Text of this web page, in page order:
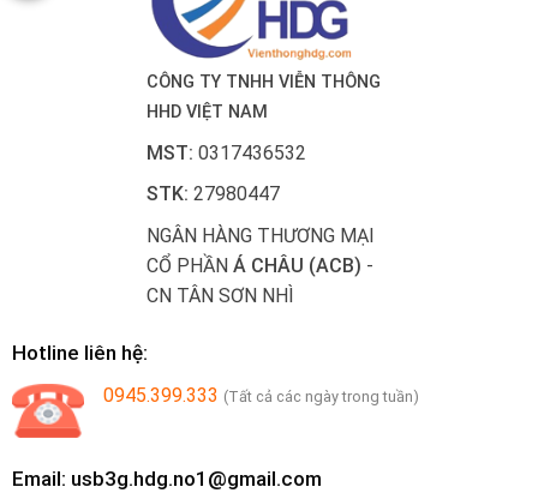
CÔNG TY TNHH VIỄN THÔNG
HHD VIỆT NAM
MST: 0317436532
STK: 27980447
NGÂN HÀNG THƯƠNG MẠI
CỔ PHẦN Á CHÂU (ACB) -
CN TÂN SƠN NHÌ
Hotline liên hệ:
0945.399.333 (Tất cả các ngày trong tuần)
Email: usb3g.hdg.no1@gmail.com